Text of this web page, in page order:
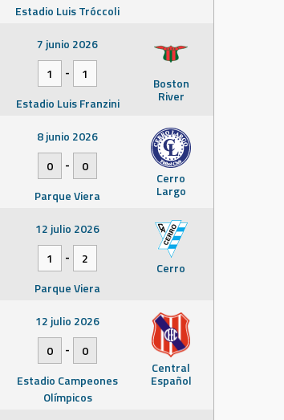
Estadio Luis Tróccoli
Boston
River
7 junio 2026
1
-
1
Estadio Luis Franzini
Cerro
Largo
8 junio 2026
0
-
0
Parque Viera
Cerro
12 julio 2026
1
-
2
Parque Viera
Central
Español
12 julio 2026
0
-
0
Estadio Campeones
Olímpicos